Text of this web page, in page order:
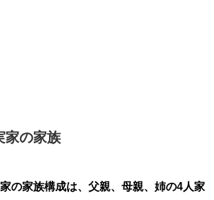
家の家族
の家族構成は、父親、母親、姉の4人家